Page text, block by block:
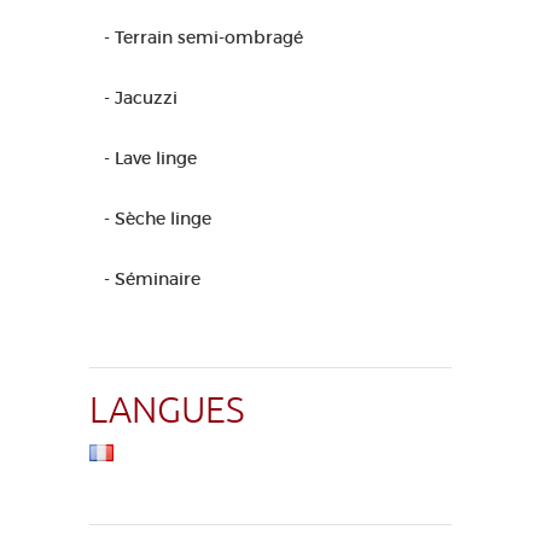
- Terrain semi-ombragé
- Jacuzzi
- Lave linge
- Sèche linge
- Séminaire
LANGUES